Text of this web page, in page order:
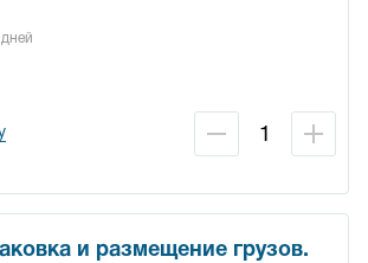
и размещение грузов.